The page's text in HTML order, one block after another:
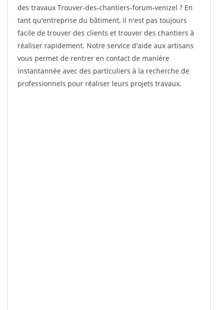
des travaux Trouver-des-chantiers-forum-venizel ? En
tant qu'entreprise du bâtiment, il n'est pas toujours
facile de trouver des clients et trouver des chantiers à
réaliser rapidement. Notre service d'aide aux artisans
vous permet de rentrer en contact de manière
instantannée avec des particuliers à la recherche de
professionnels pour réaliser leurs projets travaux.